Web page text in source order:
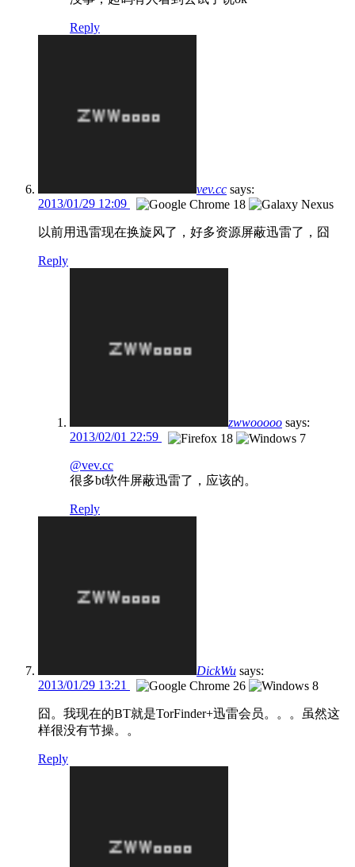
Reply
vev.cc says:
2013/01/29 12:09
以前用迅雷现在换旋风了，好多资源屏蔽迅雷了，囧
Reply
zwwooooo says:
2013/02/01 22:59
@vev.cc
很多bt软件屏蔽迅雷了，应该的。
Reply
DickWu says:
2013/01/29 13:21
囧。我现在的BT就是TorFinder+迅雷会员。。。虽然这
样很没有节操。。
Reply